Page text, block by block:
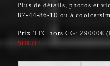
Plus de détails, photos et
87-44-86-10 ou à
Prix TTC hors CG: 29000€
SOLD !